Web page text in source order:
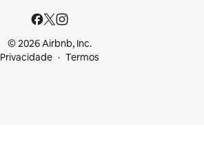
© 2026 Airbnb, Inc.
Privacidade
Termos